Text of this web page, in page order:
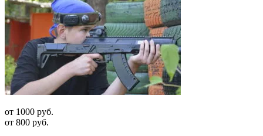
от 1000 руб.
от 800 руб.